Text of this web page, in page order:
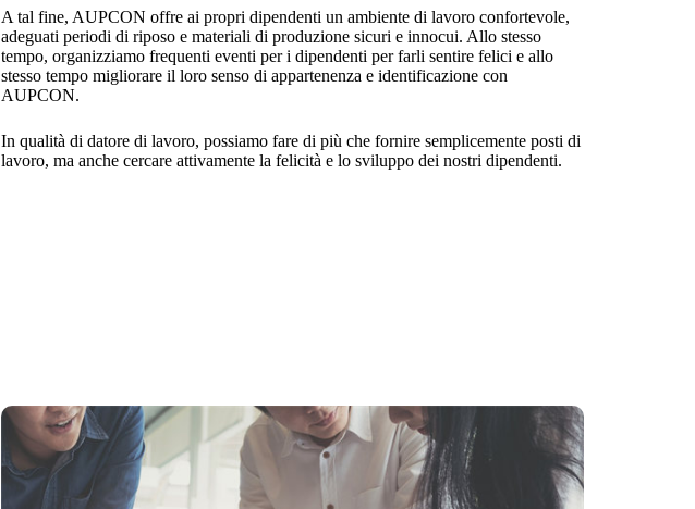
A tal fine, AUPCON offre ai propri dipendenti un ambiente di lavoro confortevole,
adeguati periodi di riposo e materiali di produzione sicuri e innocui. Allo stesso
tempo, organizziamo frequenti eventi per i dipendenti per farli sentire felici e allo
stesso tempo migliorare il loro senso di appartenenza e identificazione con
AUPCON.
In qualità di datore di lavoro, possiamo fare di più che fornire semplicemente posti di
lavoro, ma anche cercare attivamente la felicità e lo sviluppo dei nostri dipendenti.